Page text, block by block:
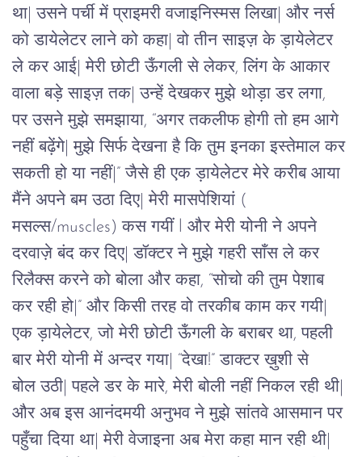
था| उसने पर्ची में प्राइमरी वजाइनिस्मस लिखा| और नर्स
को डायेलेटर लाने को कहा| वो तीन साइज़ के ड़ायेलेटर
ले कर आई| मेरी छोटी ऊँगली से लेकर, लिंग के आकार
वाला बड़े साइज़ तक| उन्हें देखकर मुझे थोड़ा डर लगा,
पर उसने मुझे समझाया, “अगर तकलीफ होगी तो हम आगे
नहीं बढ़ेंगे| मुझे सिर्फ देखना है कि तुम इनका इस्तेमाल कर
सकती हो या नहीं|” जैसे ही एक ड़ायेलेटर मेरे करीब आया
मैंने अपने बम उठा दिए| मेरी मासपेशियां (
मसल्स/muscles) कस गयीं l और मेरी योनी ने अपने
दरवाज़े बंद कर दिए| डॉक्टर ने मुझे गहरी साँस ले कर
रिलैक्स करने को बोला और कहा, “सोचो की तुम पेशाब
कर रही हो|” और किसी तरह वो तरकीब काम कर गयी|
एक ड़ायेलेटर, जो मेरी छोटी ऊँगली के बराबर था, पहली
बार मेरी योनी में अन्दर गया| “देखा!” डाक्टर ख़ुशी से
बोल उठी| पहले डर के मारे, मेरी बोली नहीं निकल रही थी|
और अब इस आनंदमयी अनुभव ने मुझे सांतवे आसमान पर
पहुँचा दिया था| मेरी वेजाइना अब मेरा कहा मान रही थी|